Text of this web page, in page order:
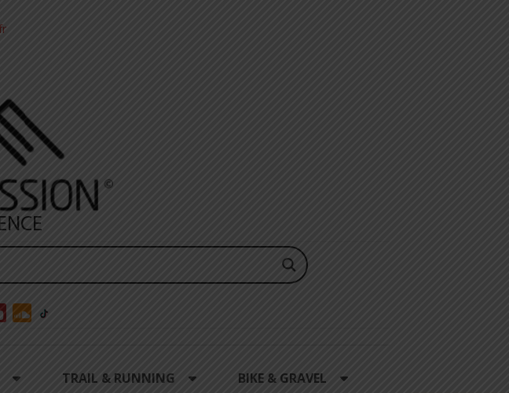
TRAIL & RUNNING BIKE & GRAVEL